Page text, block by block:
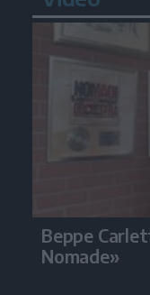
Beppe
Nomade»